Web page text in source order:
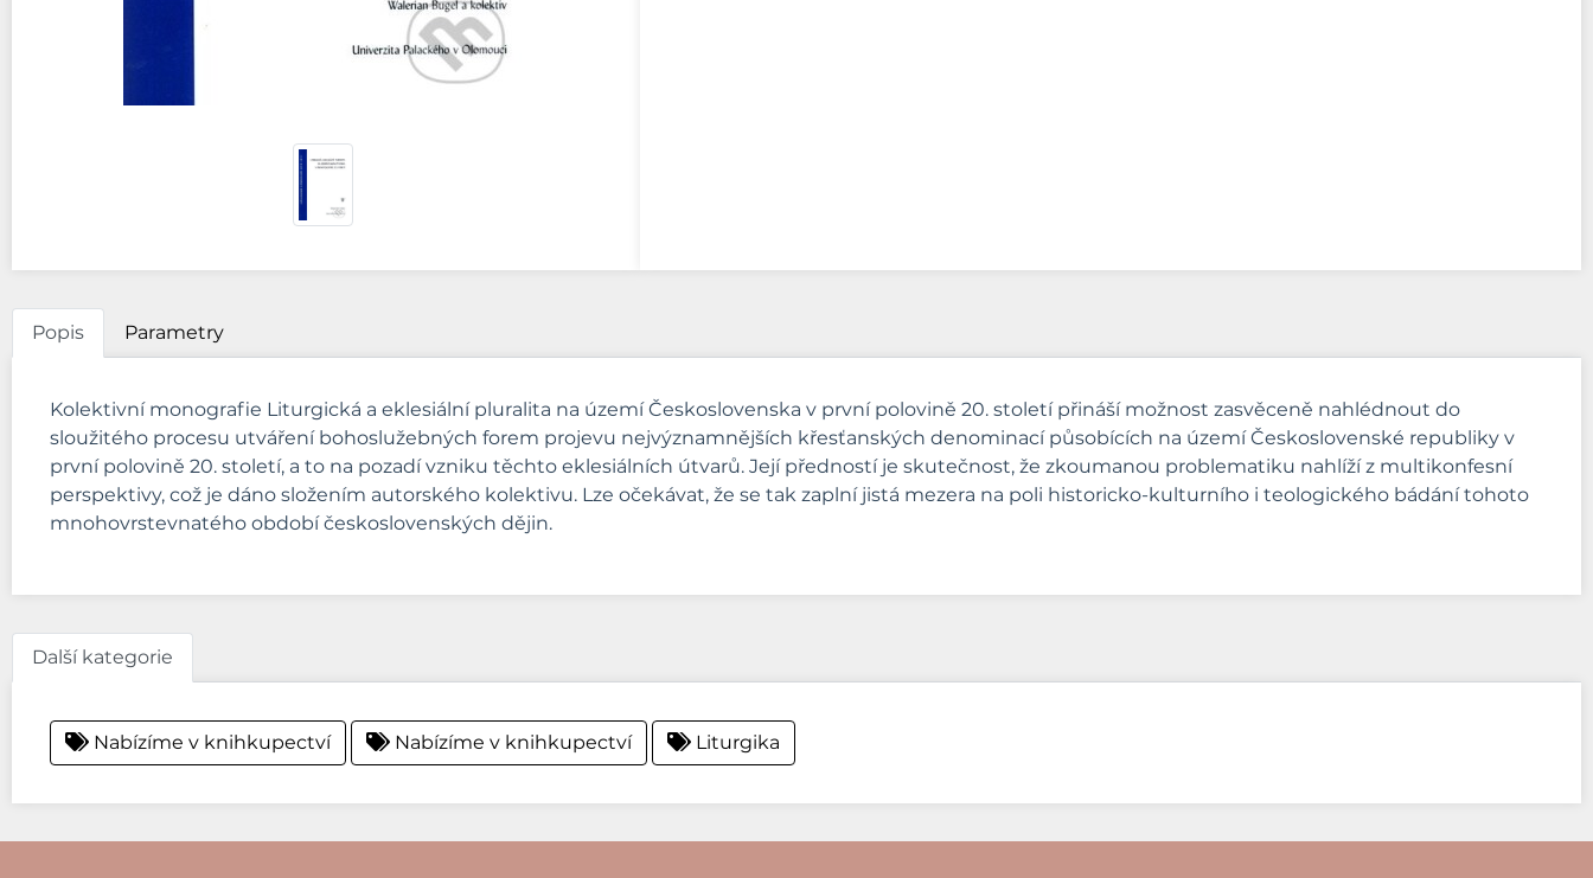
Popis Parametry
Kolektivní monografie Liturgická a eklesiální pluralita na území Československa v první polovině 20. století přináší možnost zasvěceně nahlédnout do
sloužitého procesu utváření bohoslužebných forem projevu nejvýznamnějších křesťanských denominací působících na území Československé republiky v
první polovině 20. století, a to na pozadí vzniku těchto eklesiálních útvarů. Její předností je skutečnost, že zkoumanou problematiku nahlíží z multikonfesní
perspektivy, což je dáno složením autorského kolektivu. Lze očekávat, že se tak zaplní jistá mezera na poli historicko-kulturního i teologického bádání tohoto
mnohovrstevnatého období československých dějin.
Další kategorie
Nabízíme v knihkupectví Nabízíme v knihkupectví Liturgika